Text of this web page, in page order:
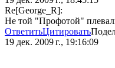
Re[George_R]:
Не той "Профотой"
ОтветитьЦитировать
19 дек. 2009 г., 19:16:09